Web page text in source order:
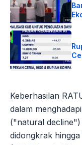
Keberhasilan
dalam
("natural
didongkrak